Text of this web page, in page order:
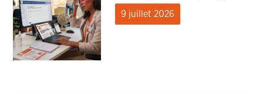
9 juillet 2026